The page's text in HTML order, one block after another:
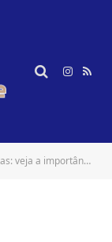
RSS
o saber sobre saúde urológica!